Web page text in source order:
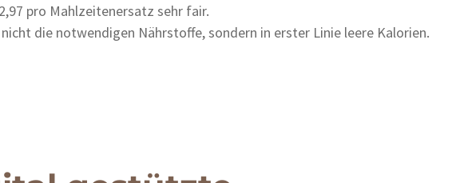
pro Mahlzeitenersatz sehr fair.
die notwendigen Nährstoffe, sondern in erster Linie leere Kalorien.